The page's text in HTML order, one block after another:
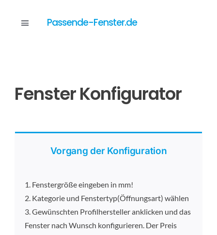
Toggle
Dienstleistungen
Passende-Fenster.de
Fenster Konfigurator
Vorgang der Konfiguration
1. Fenstergröße eingeben in mm!
2. Kategorie und Fenstertyp(Öffnungsart) wählen
3. Gewünschten Profilhersteller anklicken und das
Fenster nach Wunsch konfigurieren. Der Preis